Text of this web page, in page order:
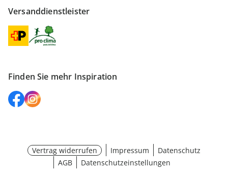
Versanddienstleister
Finden Sie mehr Inspiration
Vertrag widerrufen Impressum
Datenschutz
AGB
Datenschutzeinstellungen